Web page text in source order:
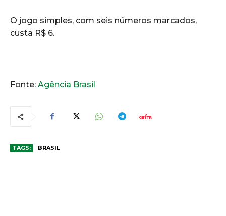
O jogo simples, com seis números marcados,
custa R$ 6.
Fonte: Agência Brasil
TAGS: BRASIL